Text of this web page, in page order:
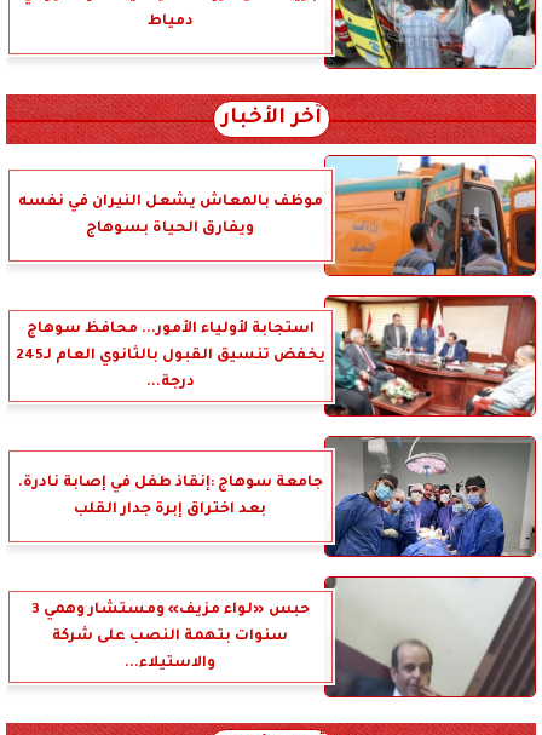
دمياط
آخر الأخبار
موظف بالمعاش يشعل النيران في نفسه
ويفارق الحياة بسوهاج
استجابة لأولياء الأمور... محافظ سوهاج
يخفض تنسيق القبول بالثانوي العام لـ245
درجة...
جامعة سوهاج :إنقاذ طفل في إصابة نادرة.
بعد اختراق إبرة جدار القلب
حبس «لواء مزيف» ومستشار وهمي 3
سنوات بتهمة النصب على شركة
والاستيلاء...